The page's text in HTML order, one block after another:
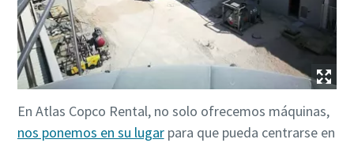
En Atlas Copco Rental, no solo ofrecemos máquinas,
nos ponemos en su lugarpara que pueda centrarse en